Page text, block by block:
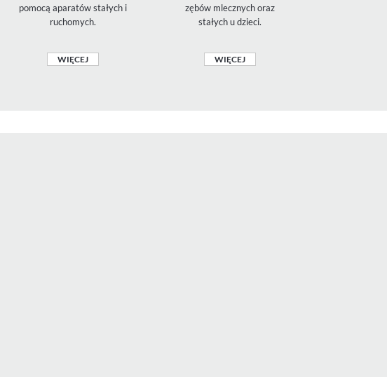
pomocą aparatów stałych i
ruchomych.
WIĘCEJ
zębów mlecznych oraz
stałych u dzieci.
WIĘCEJ